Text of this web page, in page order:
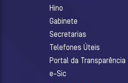
Hino
Gabinete
Secretarias
Telefones Úteis
Portal da Transparência
e-Sic